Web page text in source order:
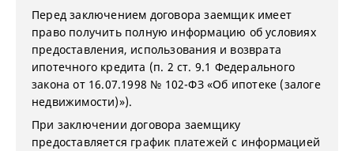
Перед заключением договора заемщик имеет
право получить полную информацию об условиях
предоставления, использования и возврата
ипотечного кредита (п. 2 ст. 9.1 Федерального
закона от 16.07.1998 № 102-ФЗ «Об ипотеке (залоге
недвижимости)»).
При заключении договора заемщику
предоставляется график платежей с информацией